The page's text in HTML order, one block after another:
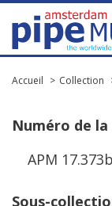
Accueil Collection
Numéro de la
APM 17.373b
Sous-